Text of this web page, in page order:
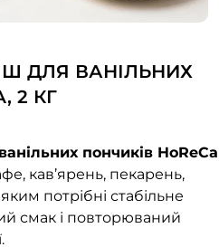
ДЛЯ ВАНІЛЬНИХ
2 КГ
пончиків HoReCa
кав’ярень, пекарень,
потрібні стабільне
смак і повторюваний